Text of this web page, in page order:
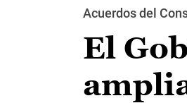
Acuerdos del
El